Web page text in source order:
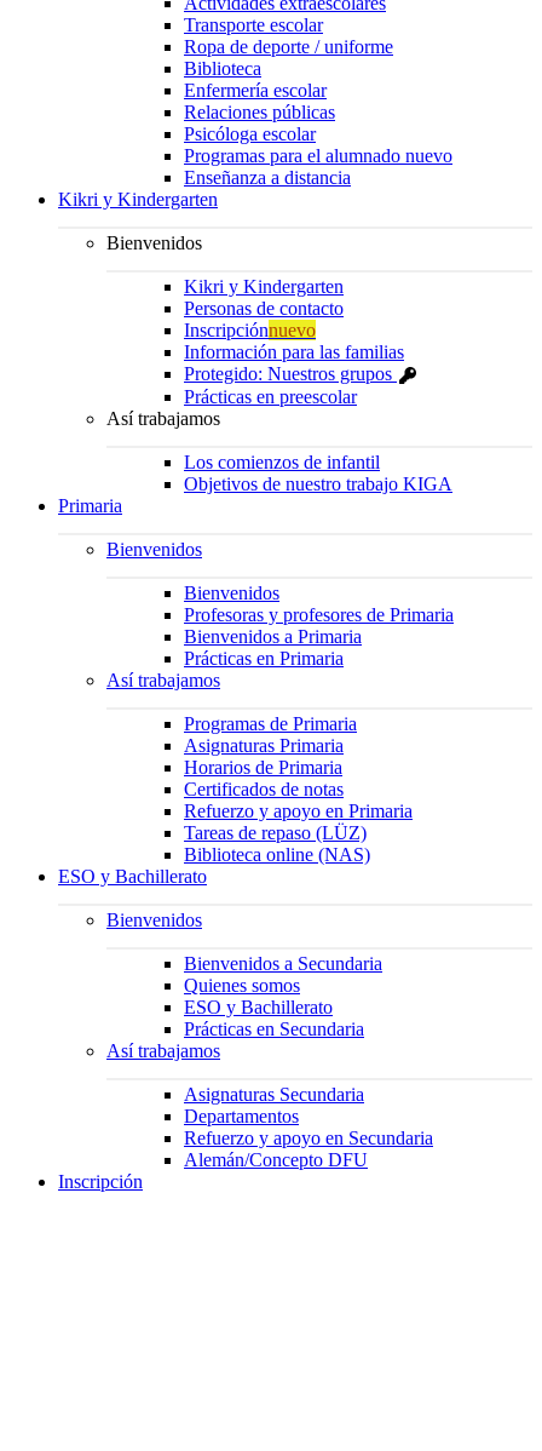
Transporte escolar
Ropa de deporte / uniforme
Biblioteca
Enfermería escolar
Relaciones públicas
Psicóloga escolar
Programas para el alumnado nuevo
Enseñanza a distancia
Kikri y Kindergarten
Bienvenidos
Kikri y Kindergarten
Personas de contacto
Inscripciónnuevo
Información para las familias
Protegido: Nuestros grupos
Prácticas en preescolar
Así trabajamos
Los comienzos de infantil
Objetivos de nuestro trabajo KIGA
Primaria
Bienvenidos
Bienvenidos
Profesoras y profesores de Primaria
Bienvenidos a Primaria
Prácticas en Primaria
Así trabajamos
Programas de Primaria
Asignaturas Primaria
Horarios de Primaria
Certificados de notas
Refuerzo y apoyo en Primaria
Tareas de repaso (LÜZ)
Biblioteca online (NAS)
ESO y Bachillerato
Bienvenidos
Bienvenidos a Secundaria
Quienes somos
ESO y Bachillerato
Prácticas en Secundaria
Así trabajamos
Asignaturas Secundaria
Departamentos
Refuerzo y apoyo en Secundaria
Alemán/Concepto DFU
Inscripción